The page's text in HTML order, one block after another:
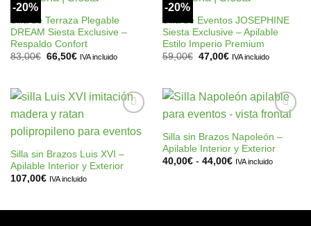
-20%
lista de
deseos
Silla de Terraza Plegable
DREAM Siesta Exclusive –
Respaldo Confort
83,00€ El
83,00€.
66,50€El
66,50€.
IVA incluido
-20%
a la
lista de
deseos
Silla de Eventos JOSEPHINE
Siesta Exclusive – Apilable
Estilo Imperio Premium
59,00€ El
59,00€.
47,00€El
47,00€.
IVA incluido
a la
deseos
Silla sin Brazos Luis XVI –
Apilable Interior y Exterior
107,00€ IVA incluido
lista de
deseos
Silla sin Brazos Napoleón –
Apilable Interior y Exterior
40,00€ - 44,00€Rango
IVA incluido